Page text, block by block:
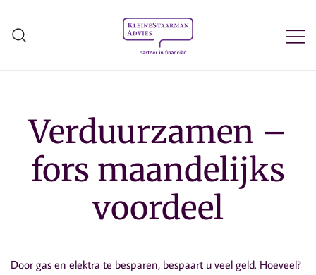
naar
Verduurzamen –
fors maandelijks
voordeel
Door gas en elektra te besparen, bespaart u veel geld. Hoeveel?